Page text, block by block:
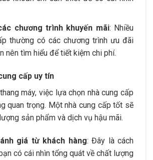
chương trình khuyến mãi: Nhiều
thường có các chương trình ưu đãi
nên tìm hiểu để tiết kiệm chi phí.
cấp uy tín
máy, việc lựa chọn nhà cung cấp
quan trọng. Một nhà cung cấp tốt sẽ
sản phẩm và dịch vụ hậu mãi.
giá từ khách hàng: Đây là cách
có cái nhìn tổng quát về chất lượng